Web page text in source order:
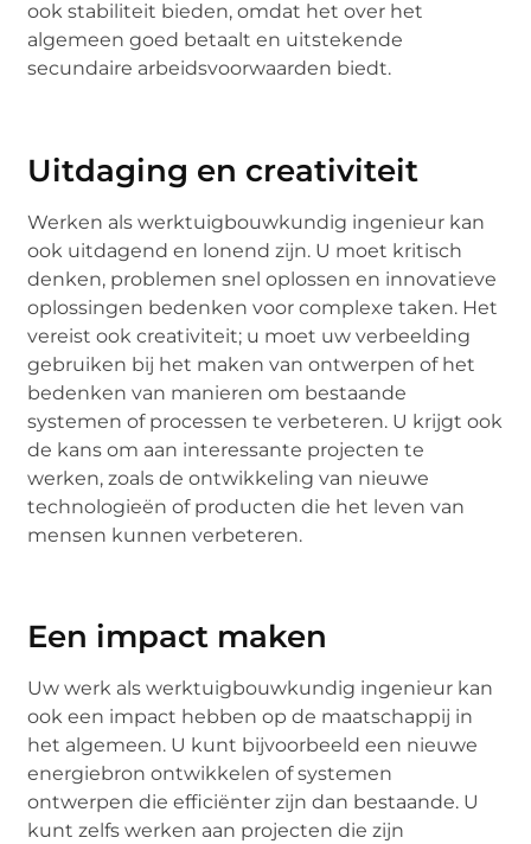
ook stabiliteit bieden, omdat het over het
algemeen goed betaalt en uitstekende
secundaire arbeidsvoorwaarden biedt.
Uitdaging en creativiteit
Werken als werktuigbouwkundig ingenieur kan
ook uitdagend en lonend zijn. U moet kritisch
denken, problemen snel oplossen en innovatieve
oplossingen bedenken voor complexe taken. Het
vereist ook creativiteit; u moet uw verbeelding
gebruiken bij het maken van ontwerpen of het
bedenken van manieren om bestaande
systemen of processen te verbeteren. U krijgt ook
de kans om aan interessante projecten te
werken, zoals de ontwikkeling van nieuwe
technologieën of producten die het leven van
mensen kunnen verbeteren.
Een impact maken
Uw werk als werktuigbouwkundig ingenieur kan
ook een impact hebben op de maatschappij in
het algemeen. U kunt bijvoorbeeld een nieuwe
energiebron ontwikkelen of systemen
ontwerpen die efficiënter zijn dan bestaande. U
kunt zelfs werken aan projecten die zijn